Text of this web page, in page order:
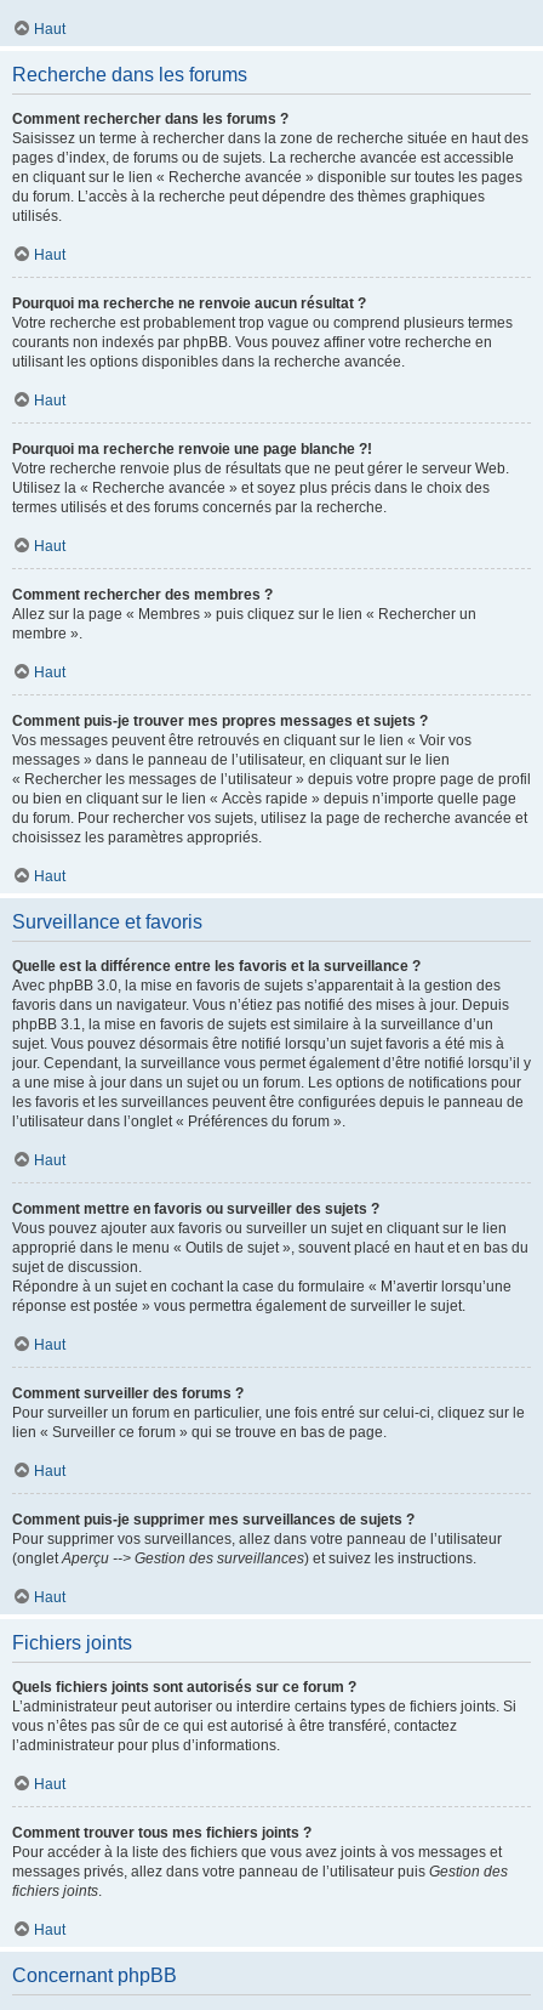
Haut
Recherche dans les forums
Comment rechercher dans les forums ?
Saisissez un terme à rechercher dans la zone de recherche située en haut des
pages d’index, de forums ou de sujets. La recherche avancée est accessible
en cliquant sur le lien « Recherche avancée » disponible sur toutes les pages
du forum. L’accès à la recherche peut dépendre des thèmes graphiques
utilisés.
Haut
Pourquoi ma recherche ne renvoie aucun résultat ?
Votre recherche est probablement trop vague ou comprend plusieurs termes
courants non indexés par phpBB. Vous pouvez affiner votre recherche en
utilisant les options disponibles dans la recherche avancée.
Haut
Pourquoi ma recherche renvoie une page blanche ?!
Votre recherche renvoie plus de résultats que ne peut gérer le serveur Web.
Utilisez la « Recherche avancée » et soyez plus précis dans le choix des
termes utilisés et des forums concernés par la recherche.
Haut
Comment rechercher des membres ?
Allez sur la page « Membres » puis cliquez sur le lien « Rechercher un
membre ».
Haut
Comment puis-je trouver mes propres messages et sujets ?
Vos messages peuvent être retrouvés en cliquant sur le lien « Voir vos
messages » dans le panneau de l’utilisateur, en cliquant sur le lien
« Rechercher les messages de l’utilisateur » depuis votre propre page de profil
ou bien en cliquant sur le lien « Accès rapide » depuis n’importe quelle page
du forum. Pour rechercher vos sujets, utilisez la page de recherche avancée et
choisissez les paramètres appropriés.
Haut
Surveillance et favoris
Quelle est la différence entre les favoris et la surveillance ?
Avec phpBB 3.0, la mise en favoris de sujets s’apparentait à la gestion des
favoris dans un navigateur. Vous n’étiez pas notifié des mises à jour. Depuis
phpBB 3.1, la mise en favoris de sujets est similaire à la surveillance d’un
sujet. Vous pouvez désormais être notifié lorsqu’un sujet favoris a été mis à
jour. Cependant, la surveillance vous permet également d’être notifié lorsqu’il y
a une mise à jour dans un sujet ou un forum. Les options de notifications pour
les favoris et les surveillances peuvent être configurées depuis le panneau de
l’utilisateur dans l’onglet « Préférences du forum ».
Haut
Comment mettre en favoris ou surveiller des sujets ?
Vous pouvez ajouter aux favoris ou surveiller un sujet en cliquant sur le lien
approprié dans le menu « Outils de sujet », souvent placé en haut et en bas du
sujet de discussion.
Répondre à un sujet en cochant la case du formulaire « M’avertir lorsqu’une
réponse est postée » vous permettra également de surveiller le sujet.
Haut
Comment surveiller des forums ?
Pour surveiller un forum en particulier, une fois entré sur celui-ci, cliquez sur le
lien « Surveiller ce forum » qui se trouve en bas de page.
Haut
Comment puis-je supprimer mes surveillances de sujets ?
Pour supprimer vos surveillances, allez dans votre panneau de l’utilisateur
(ongletAperçu --> Gestion des surveillances) et suivez les instructions.
Haut
Fichiers joints
Quels fichiers joints sont autorisés sur ce forum ?
L’administrateur peut autoriser ou interdire certains types de fichiers joints. Si
vous n’êtes pas sûr de ce qui est autorisé à être transféré, contactez
l’administrateur pour plus d’informations.
Haut
Comment trouver tous mes fichiers joints ?
Pour accéder à la liste des fichiers que vous avez joints à vos messages et
messages privés, allez dans votre panneau de l’utilisateur puis Gestion des
fichiers joints.
Haut
Concernant phpBB